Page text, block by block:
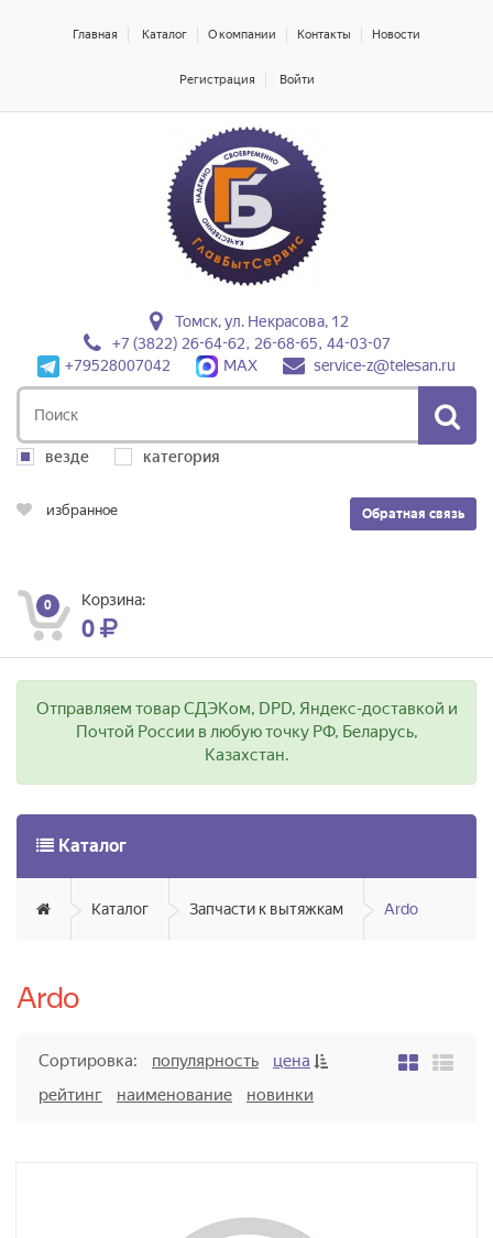
Главная Каталог О компании Контакты Новости
Регистрация Войти
Томск, ул. Некрасова, 12
+7 (3822) 26-64-62, 26-68-65, 44-03-07
+79528007042
MAX service-z@telesan.ru
везде категория
Обратная связь
избранное
0 Корзина:
0
Отправляем товар СДЭКом, DPD, Яндекс-доставкой и
Почтой России в любую точку РФ, Беларусь,
Казахстан.
Каталог
Каталог Запчасти к вытяжкам Ardo
Ardo
Сортировка: популярность
цена
рейтинг
наименование новинки